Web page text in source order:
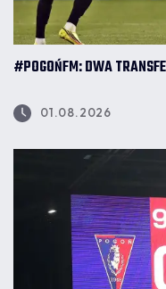
#POGOŃFM: DWA
01.08.2026